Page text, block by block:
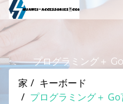
プログラミング＋
家
キーボード
プログラミング＋ Go